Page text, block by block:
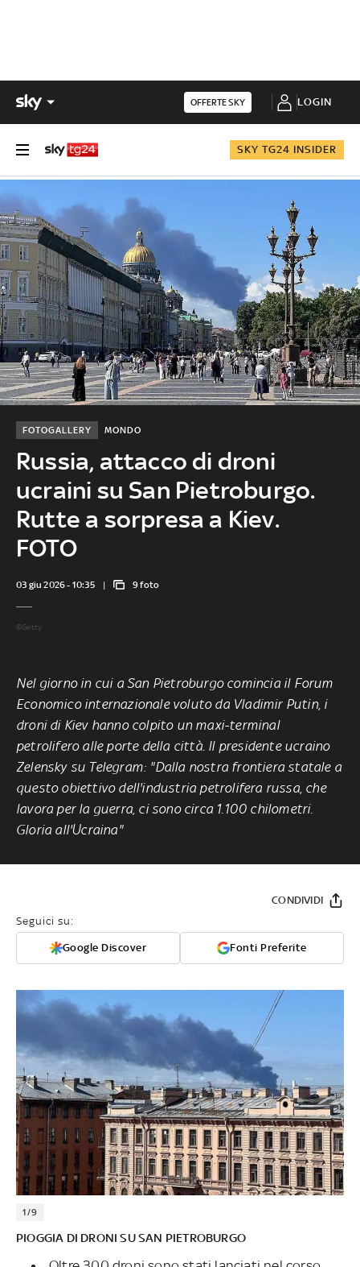
OFFERTE SKY LOGIN
SKY TG24 INSIDER
Russia, attacco di droni
ucraini su San Pietroburgo.
Rutte a sorpresa a Kiev.
FOTO
MONDO
FOTOGALLERY
03 giu 2026 - 10:35 9 foto
©Getty
Nel giorno in cui a San Pietroburgo comincia il Forum
Economico internazionale voluto da Vladimir Putin, i
droni di Kiev hanno colpito un maxi-terminal
petrolifero alle porte della città. Il presidente ucraino
Zelensky su Telegram: "Dalla nostra frontiera statale a
questo obiettivo dell'industria petrolifera russa, che
lavora per la guerra, ci sono circa 1.100 chilometri.
Gloria all'Ucraina"
Seguici su:
Google Discover Fonti Preferite
CONDIVIDI
1/9
PIOGGIA DI DRONI SU SAN PIETROBURGO